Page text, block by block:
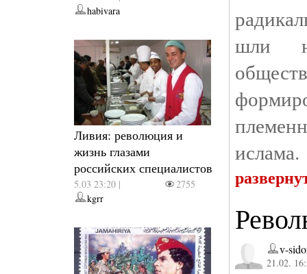
habivara
Ливия: революция и
жизнь глазами
российских специалистов
5.03 23:20 |
2755
kgrr
шли
ислама.
v-
21.02.